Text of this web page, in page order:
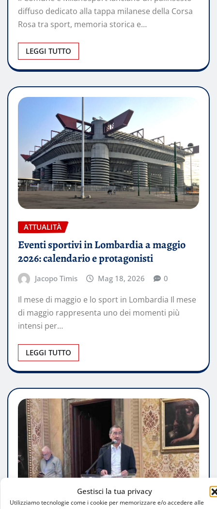
Gestisci la tua privacy
Utilizziamo tecnologie come i cookie per memorizzare e/o accedere alle
diffuso dedicato alla tappa milanese della Corsa
Rosa tra sport, memoria storica e…
LEGGI TUTTO
ATTUALITÀ
Eventi sportivi in Lombardia a maggio
2026: calendario e protagonisti
Jacopo Timis Mag 18, 2026 0
Il mese di maggio e lo sport in Lombardia Il mese
di maggio rappresenta uno dei momenti più
intensi per…
LEGGI TUTTO